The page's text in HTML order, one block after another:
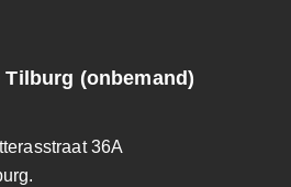
(onbemand)
36A